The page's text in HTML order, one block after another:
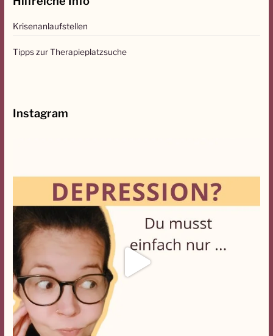
n
a
Krisenanlaufstellen
Tipps zur Therapieplatzsuche
Instagram